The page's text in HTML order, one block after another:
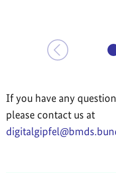
If you have any
please contact us at